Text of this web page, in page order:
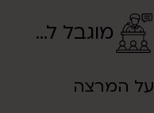
מוגבל ל...
על המרצה